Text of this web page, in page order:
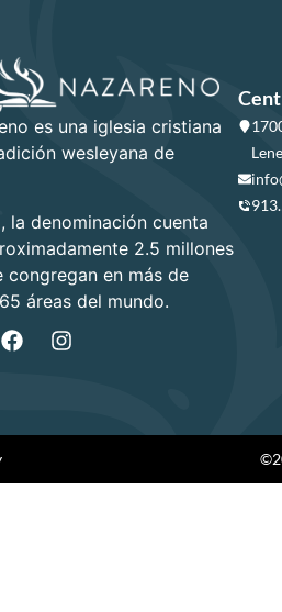
es una iglesia cristiana
wesleyana de
la denominación cuenta
2.5 millones
congregan en más de
áreas del mundo.